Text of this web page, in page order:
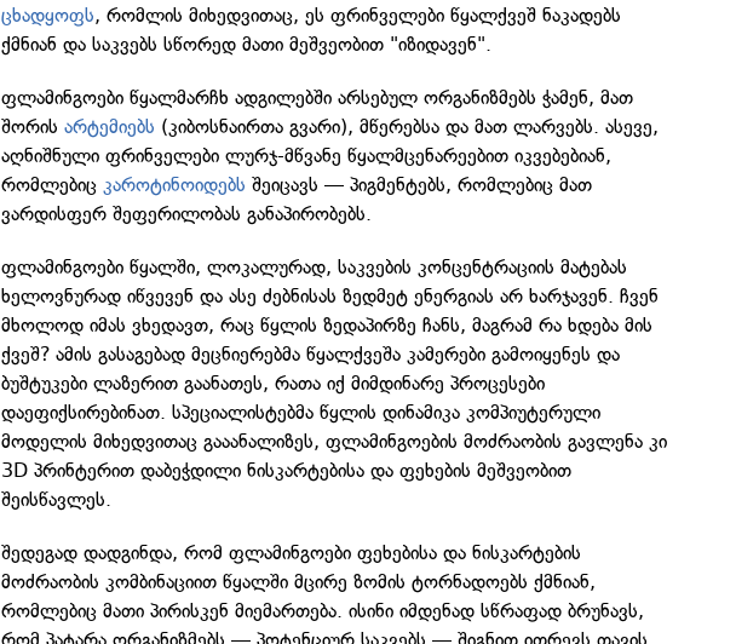
ცხადყოფს, რომლის მიხედვითაც, ეს ფრინველები წყალქვეშ ნაკადებს
ქმნიან და საკვებს სწორედ მათი მეშვეობით "იზიდავენ".
ფლამინგოები წყალმარჩხ ადგილებში არსებულ ორგანიზმებს ჭამენ, მათ
შორისარტემიებს (კიბოსნაირთა გვარი), მწერებსა და მათ ლარვებს. ასევე,
აღნიშნული ფრინველები ლურჯ-მწვანე წყალმცენარეებით იკვებებიან,
რომლებიცკაროტინოიდებს შეიცავს — პიგმენტებს, რომლებიც მათ
ვარდისფერ შეფერილობას განაპირობებს.
ფლამინგოები წყალში, ლოკალურად, საკვების კონცენტრაციის მატებას
ხელოვნურად იწვევენ და ასე ძებნისას ზედმეტ ენერგიას არ ხარჯავენ. ჩვენ
მხოლოდ იმას ვხედავთ, რაც წყლის ზედაპირზე ჩანს, მაგრამ რა ხდება მის
ქვეშ? ამის გასაგებად მეცნიერებმა წყალქვეშა კამერები გამოიყენეს და
ბუშტუკები ლაზერით გაანათეს, რათა იქ მიმდინარე პროცესები
დაეფიქსირებინათ. სპეციალისტებმა წყლის დინამიკა კომპიუტერული
მოდელის მიხედვითაც გააანალიზეს, ფლამინგოების მოძრაობის გავლენა კი
3D პრინტერით დაბეჭდილი ნისკარტებისა და ფეხების მეშვეობით
შეისწავლეს.
შედეგად დადგინდა, რომ ფლამინგოები ფეხებისა და ნისკარტების
მოძრაობის კომბინაციით წყალში მცირე ზომის ტორნადოებს ქმნიან,
რომლებიც მათი პირისკენ მიემართება. ისინი იმდენად სწრაფად ბრუნავს,